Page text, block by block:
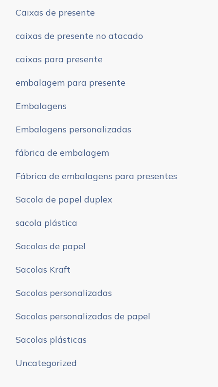
Caixas de presente
caixas de presente no atacado
caixas para presente
embalagem para presente
Embalagens
Embalagens personalizadas
fábrica de embalagem
Fábrica de embalagens para presentes
Sacola de papel duplex
sacola plástica
Sacolas de papel
Sacolas Kraft
Sacolas personalizadas
Sacolas personalizadas de papel
Sacolas plásticas
Uncategorized